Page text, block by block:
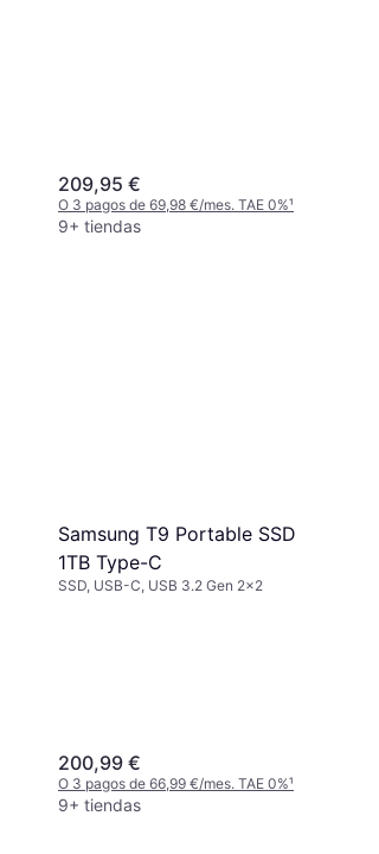
209,95 €
O 3 pagos de 69,98 €/mes. TAE 0%¹
9+ tiendas
Samsung T9 Portable SSD
1TB Type-C
SSD, USB-C, USB 3.2 Gen 2x2
200,99 €
O 3 pagos de 66,99 €/mes. TAE 0%¹
9+ tiendas